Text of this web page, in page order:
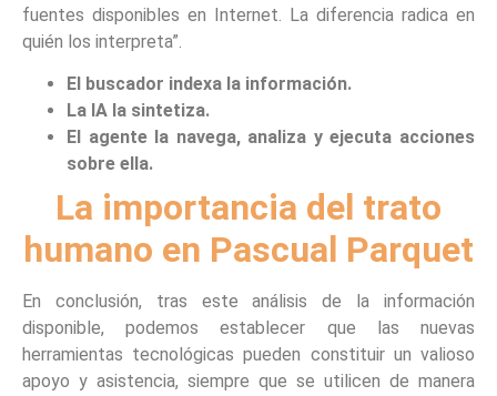
fuentes disponibles en Internet. La diferencia radica en
quién los interpreta”.
El buscador indexa la información.
La IA la sintetiza.
El agente la navega, analiza y ejecuta acciones
sobre ella.
La importancia del trato
humano en Pascual Parquet
En conclusión, tras este análisis de la información
disponible, podemos establecer que las nuevas
herramientas tecnológicas pueden constituir un valioso
apoyo y asistencia, siempre que se utilicen de manera